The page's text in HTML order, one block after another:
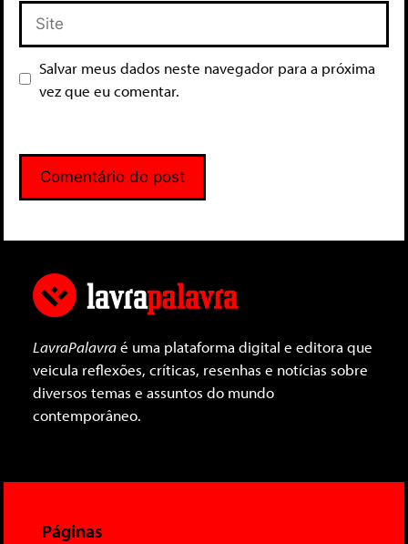
Salvar meus dados neste navegador para a próxima
vez que eu comentar.
LavraPalavraé uma plataforma digital e editora que
veicula reflexões, críticas, resenhas e notícias sobre
diversos temas e assuntos do mundo
contemporâneo.
Páginas